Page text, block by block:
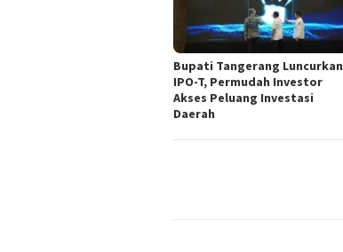
Bupati Tangerang Luncurkan
IPO-T, Permudah Investor
Akses Peluang Investasi
Daerah